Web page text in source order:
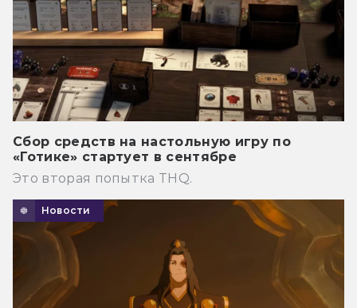
Сбор средств на настольную игру по
«Готике» стартует в сентябре
Это вторая попытка THQ.
Новости